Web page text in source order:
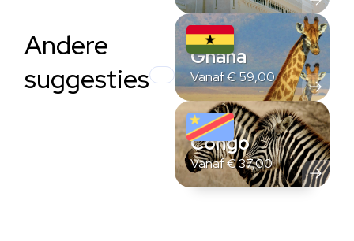
Andere
suggesties
Ghana
Vanaf€59,00
Congo
Vanaf€37,00